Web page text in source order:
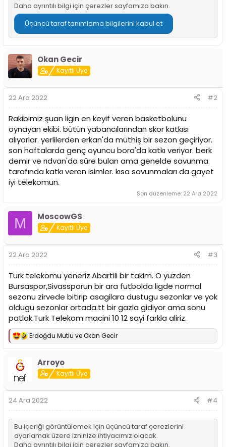
Daha ayrıntılı bilgi için çerezler sayfamıza bakın.
Üçüncü taraf tanımlama bilgilerini kabul et
Okan Gecir
Kayıtlı Üye
22 Ara 2022 #2
Rakibimiz şuan ligin en keyif veren basketbolunu
oynayan ekibi. bütün yabancılarından skor katkısı
alıyorlar. yerlilerden erkan'da müthiş bir sezon geçiriyor.
son haftalarda genç oyuncu bora'da katkı veriyor. berk
demir ve rıdvan'da süre bulan ama genelde savunma
tarafında katkı veren isimler. kısa savunmaları da gayet
iyi telekomun.
Son düzenleme: 22 Ara 2022
M MoscowGS
Kayıtlı Üye
22 Ara 2022 #3
Turk telekomu yeneriz.Abartili bir takim. O yuzden
Bursaspor,Sivassporun bir ara futbolda ligde normal
sezonu zirvede bitirip asagilara dustugu sezonlar ve yok
oldugu sezonlar ortada.tt bir gazla gidiyor ama sonu
patlak.Turk Telekom macini 10 12 sayi farkla aliriz.
T
:
Erdoğdu Mutlu veOkan Gecir
Arroyo
Kayıtlı Üye
24 Ara 2022 #4
Bu içeriği görüntülemek için üçüncü taraf çerezlerini
ayarlamak üzere izninize ihtiyacımız olacak.
Daha ayrıntılı bilgi için çerezler sayfamıza bakın.